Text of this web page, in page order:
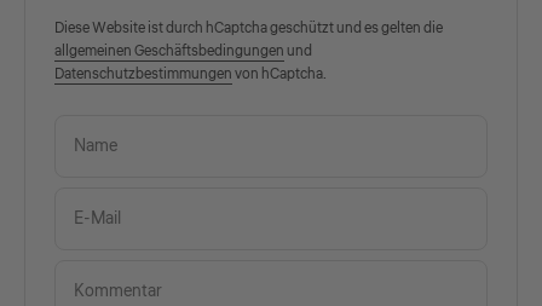
Diese Website ist durch hCaptcha geschützt und es gelten die
allgemeinen Geschäftsbedingungen und
Datenschutzbestimmungenvon hCaptcha.
Name
E-Mail
Kommentar